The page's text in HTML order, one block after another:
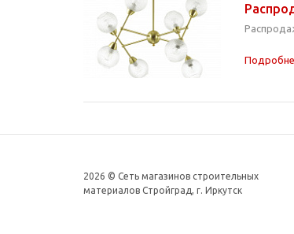
2026 © Сеть магазинов строительных
материалов Стройград, г. Иркутск